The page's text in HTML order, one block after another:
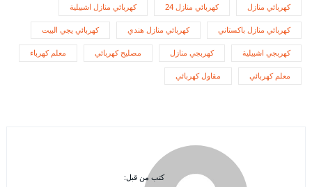
كهربائي منازل كهربائي منازل 24 كهربائي منازل اشبيلية
كهربائي منازل باكستاني كهربائي منازل هندي كهربائي يجي البيت
كهربجي اشبيلية كهربجي منازل مصليح كهربائي معلم كهرباء
معلم كهربائي مقاول كهربائي
كتب من قبل: